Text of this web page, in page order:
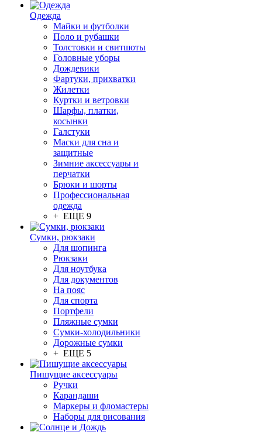
Одежда
Майки и футболки
Поло и рубашки
Толстовки и свитшоты
Головные уборы
Дождевики
Фартуки, прихватки
Жилетки
Куртки и ветровки
Шарфы, платки,
косынки
Галстуки
Маски для сна и
защитные
Зимние аксессуары и
перчатки
Брюки и шорты
Профессиональная
одежда
+ ЕЩЕ 9
Сумки, рюкзаки
Для шопинга
Рюкзаки
Для ноутбука
Для документов
На пояс
Для спорта
Портфели
Пляжные сумки
Сумки-холодильники
Дорожные сумки
+ ЕЩЕ 5
Пишущие аксессуары
Ручки
Карандаши
Маркеры и фломастеры
Наборы для рисования